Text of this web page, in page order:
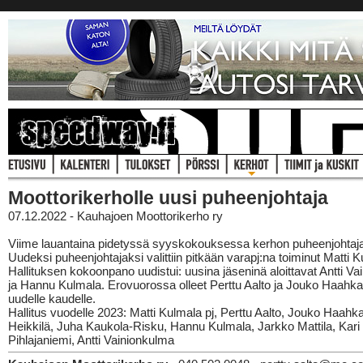
Moottorikerholle uusi puheenjohtaja
07.12.2022 - Kauhajoen Moottorikerho ry
Viime lauantaina pidetyssä syyskokouksessa kerhon
Uudeksi puheenjohtajaksi valittiin pitkään varapj:na toiminut Matti
Hallituksen kokoonpano uudistui: uusina jäseninä aloittavat Antti
ja Hannu Kulmala. Erovuorossa olleet Perttu Aalto ja Jouko
uudelle kaudelle.
Hallitus vuodelle 2023: Matti Kulmala pj, Perttu Aalto, Jouko
Heikkilä, Juha Kaukola-Risku, Hannu Kulmala, Jarkko Mattila, Kari
Pihlajaniemi, Antti Vainionkulma